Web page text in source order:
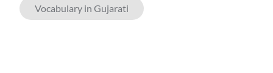
Vocabulary in Gujarati